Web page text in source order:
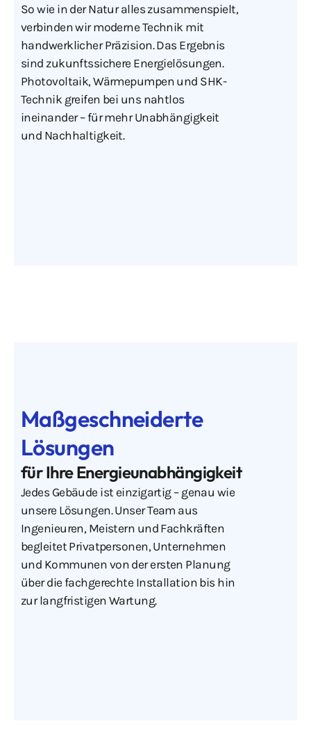
So wie in der Natur alles zusammenspielt,
verbinden wir moderne Technik mit
handwerklicher Präzision. Das Ergebnis
sind zukunftssichere Energielösungen.
Photovoltaik, Wärmepumpen und SHK-
Technik greifen bei uns nahtlos
ineinander – für mehr Unabhängigkeit
und Nachhaltigkeit.
Maßgeschneiderte
Lösungen
für Ihre Energieunabhängigkeit
Jedes Gebäude ist einzigartig – genau wie
unsere Lösungen. Unser Team aus
Ingenieuren, Meistern und Fachkräften
begleitet Privatpersonen, Unternehmen
und Kommunen von der ersten Planung
über die fachgerechte Installation bis hin
zur langfristigen Wartung.